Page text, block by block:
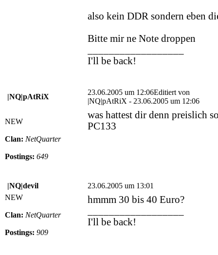
also kein DDR sondern eben
Bitte mir ne Note droppen
I'll be back!
|NQ|pAtRiX
23.06.2005 um 12:06Editiert von
|NQ|pAtRiX - 23.06.2005 um 12:06
NEW
Clan: NetQuarter
Postings: 649
was hattest dir denn preislich
PC133
|NQ|devil
23.06.2005 um 13:01
NEW
Clan: NetQuarter
Postings: 909
hmmm 30 bis 40 Euro?
I'll be back!